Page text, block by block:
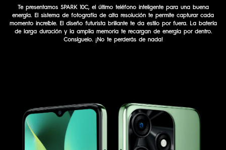
Te presentamos SPARK 10C, el último teléfono inteligente para una buena
energía. El sistema de fotografía de alta resolución te permite capturar cada
momento increíble. El diseño futurista brillante te da estilo por fuera. La batería
de larga duración y la amplia memoria te recargan de energía por dentro.
Consíguelo. ¡No te perderás de nada!